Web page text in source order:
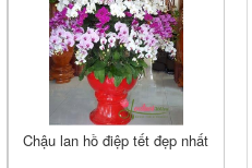
Chậu lan hồ điệp tết đẹp nhất